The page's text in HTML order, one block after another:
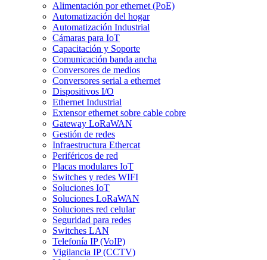
Alimentación por ethernet (PoE)
Automatización del hogar
Automatización Industrial
Cámaras para IoT
Capacitación y Soporte
Comunicación banda ancha
Conversores de medios
Conversores serial a ethernet
Dispositivos I/O
Ethernet Industrial
Extensor ethernet sobre cable cobre
Gateway LoRaWAN
Gestión de redes
Infraestructura Ethercat
Periféricos de red
Placas modulares IoT
Switches y redes WIFI
Soluciones IoT
Soluciones LoRaWAN
Soluciones red celular
Seguridad para redes
Switches LAN
Telefonía IP (VoIP)
Vigilancia IP (CCTV)